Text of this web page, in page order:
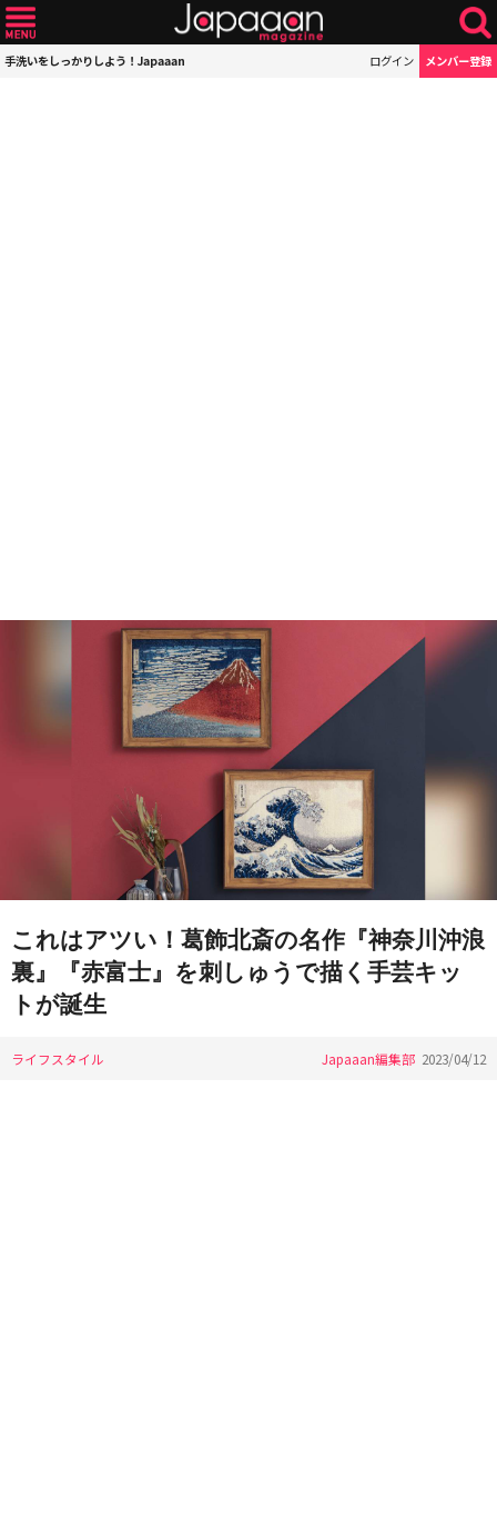
手洗いをしっかりしよう！Japaaan ログイン メンバー登録
これはアツい！葛飾北斎の名作『神奈川沖浪
裏』『赤富士』を刺しゅうで描く手芸キッ
トが誕生
ライフスタイル Japaaan編集部 2023/04/12